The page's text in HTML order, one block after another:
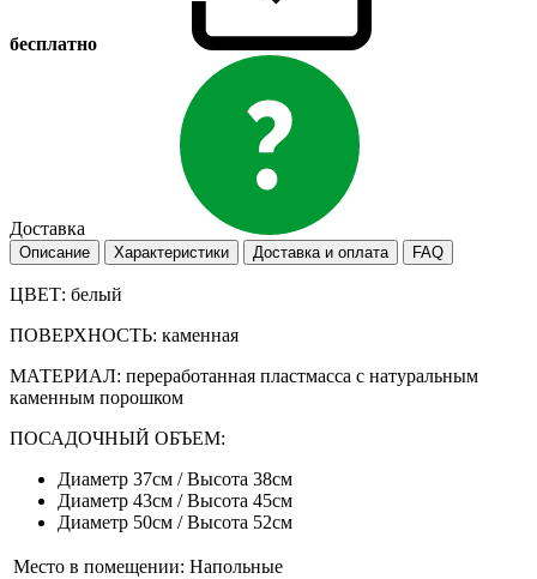
бесплатно
Доставка
Описание Характеристики Доставка и оплата FAQ
ЦВЕТ: белый
ПОВЕРХНОСТЬ: каменная
МАТЕРИАЛ: переработанная пластмасса с натуральным
каменным порошком
ПОСАДОЧНЫЙ ОБЪЕМ:
Диаметр 37см / Высота 38см
Диаметр 43см / Высота 45см
Диаметр 50см / Высота 52см
Место в помещении: Напольные